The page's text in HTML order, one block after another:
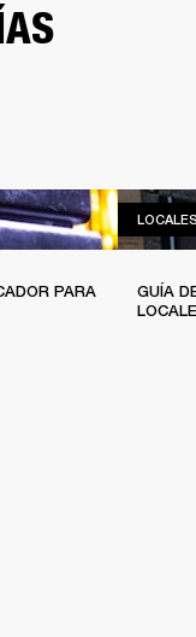
PARA
GUÍA